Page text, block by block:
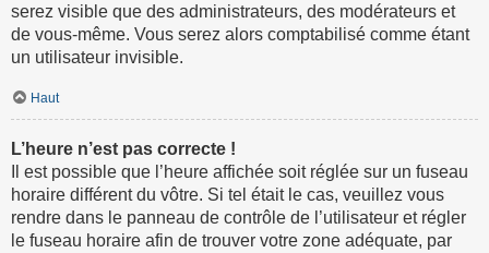
serez visible que des administrateurs, des modérateurs et
de vous-même. Vous serez alors comptabilisé comme étant
un utilisateur invisible.
Haut
L’heure n’est pas correcte !
Il est possible que l’heure affichée soit réglée sur un fuseau
horaire différent du vôtre. Si tel était le cas, veuillez vous
rendre dans le panneau de contrôle de l’utilisateur et régler
le fuseau horaire afin de trouver votre zone adéquate, par